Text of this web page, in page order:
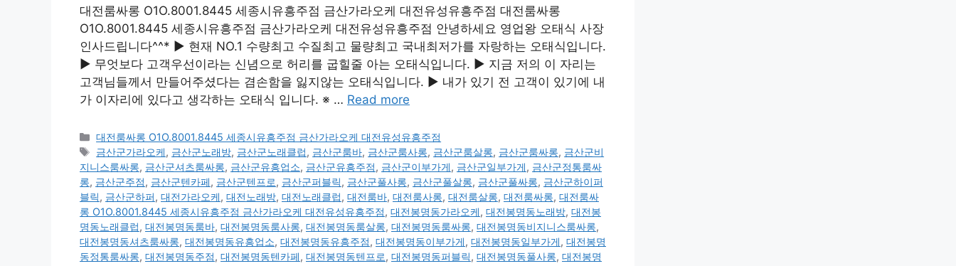
대전룸싸롱 O1O.8001.8445 세종시유흥주점 금산가라오케 대전유성유흥주점 대전룸싸롱
O1O.8001.8445 세종시유흥주점 금산가라오케 대전유성유흥주점 안녕하세요 영업왕 오태식 사장
인사드립니다^^* ▶ 현재 NO.1 수량최고 수질최고 물량최고 국내최저가를 자랑하는 오태식입니다.
▶ 무엇보다 고객우선이라는 신념으로 허리를 굽힐줄 아는 오태식입니다. ▶ 지금 저의 이 자리는
고객님들께서 만들어주셨다는 겸손함을 잃지않는 오태식입니다. ▶ 내가 있기 전 고객이 있기에 내
가 이자리에 있다고 생각하는 오태식 입니다. ※ … Read more
카
테
고
리
대전룸싸롱 O1O.8001.8445 세종시유흥주점 금산가라오케 대전유성유흥주점
태
그
금산군가라오케, 금산군노래방, 금산군노래클럽, 금산군룸바, 금산군룸사롱, 금산군룸살롱, 금산군룸싸롱, 금산군비
지니스룸싸롱, 금산군셔츠룸싸롱, 금산군유흥업소, 금산군유흥주점, 금산군이부가게, 금산군일부가게, 금산군정통룸싸
롱, 금산군주점, 금산군텐카페, 금산군텐프로, 금산군퍼블릭, 금산군풀사롱, 금산군풀살롱, 금산군풀싸롱, 금산군하이퍼
블릭, 금산군하퍼, 대전가라오케, 대전노래방, 대전노래클럽, 대전룸바, 대전룸사롱, 대전룸살롱, 대전룸싸롱, 대전룸싸
롱 O1O.8001.8445 세종시유흥주점 금산가라오케 대전유성유흥주점, 대전봉명동가라오케, 대전봉명동노래방, 대전봉
명동노래클럽, 대전봉명동룸바, 대전봉명동룸사롱, 대전봉명동룸살롱, 대전봉명동룸싸롱, 대전봉명동비지니스룸싸롱,
대전봉명동셔츠룸싸롱, 대전봉명동유흥업소, 대전봉명동유흥주점, 대전봉명동이부가게, 대전봉명동일부가게, 대전봉명
동정통룸싸롱, 대전봉명동주점, 대전봉명동텐카페, 대전봉명동텐프로, 대전봉명동퍼블릭, 대전봉명동풀사롱, 대전봉명